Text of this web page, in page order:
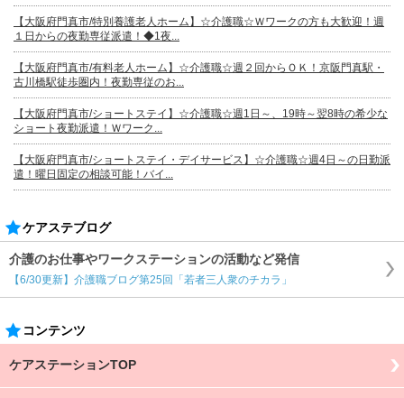
【大阪府門真市/特別養護老人ホーム】☆介護職☆Ｗワークの方も大歓迎！週
１日からの夜勤専従派遣！◆1夜...
【大阪府門真市/有料老人ホーム】☆介護職☆週２回からＯＫ！京阪門真駅・
古川橋駅徒歩圏内！夜勤専従のお...
【大阪府門真市/ショートステイ】☆介護職☆週1日～、19時～翌8時の希少な
ショート夜勤派遣！Ｗワーク...
【大阪府門真市/ショートステイ・デイサービス】☆介護職☆週4日～の日勤派
遣！曜日固定の相談可能！バイ...
ケアステブログ
介護のお仕事やワークステーションの活動など発信
【6/30更新】介護職ブログ第25回「若者三人衆のチカラ」
コンテンツ
ケアステーションTOP